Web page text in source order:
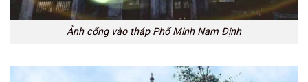
Ảnh cổng vào tháp Phổ Minh Nam Định